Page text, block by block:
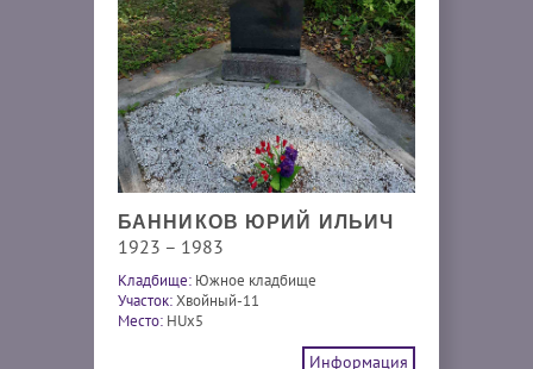
БАННИКОВ ЮРИЙ ИЛЬИЧ
1923 – 1983
Кладбище: Южное кладбище
Участок:Хвойный-11
Место: HUx5
Информация